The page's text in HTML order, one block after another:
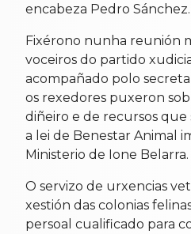
encabeza Pedro Sánchez.
Fixérono nunha reunión
voceiros do partido
acompañado polo
os rexedores puxeron
diñeiro e de recursos
a lei de Benestar Animal
Ministerio de Ione Belarra.
O servizo de urxencias
xestión das colonias
persoal cualificado para